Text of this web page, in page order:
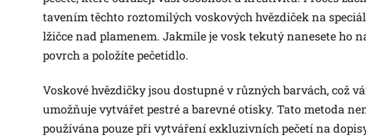
tavením těchto roztomilých voskových hvězdiček na
lžičce nad plamenem. Jakmile je vosk tekutý nanesete ho
povrch a položíte pečetidlo.
Voskové hvězdičky jsou dostupné v různých barvách, což
umožňuje vytvářet pestré a barevné otisky. Tato metoda
používána pouze při vytváření exkluzivních pečetí na